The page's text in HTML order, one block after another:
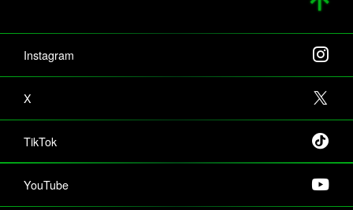
Instagram
X
TikTok
YouTube